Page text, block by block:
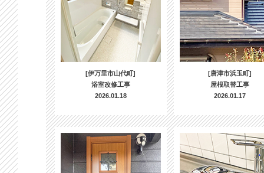
[伊万里市山代町]
浴室改修工事
2026.01.18
[唐津市浜玉町]
屋根取替工事
2026.01.17